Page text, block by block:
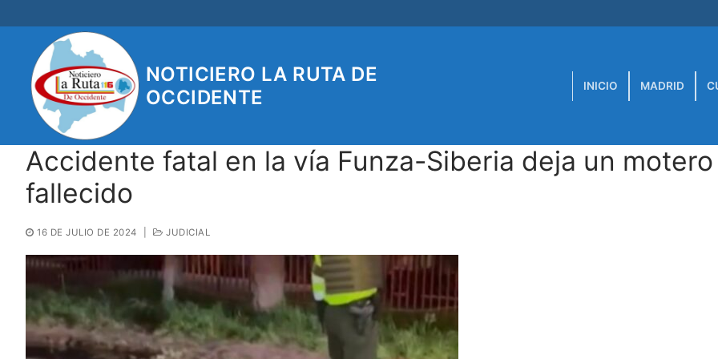
al
contenido
NOTICIERO LA RUTA DE
OCCIDENTE
INICIO MADRID
Accidente fatal en la vía Funza-Siberia deja un motero
fallecido
16 DE JULIO DE 2024 JUDICIAL